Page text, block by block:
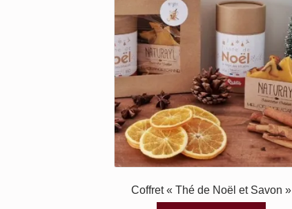
Coffret « Thé de Noël et Savon »